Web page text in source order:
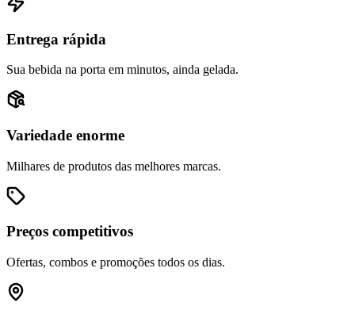
Entrega rápida
Sua bebida na porta em minutos, ainda gelada.
Variedade enorme
Milhares de produtos das melhores marcas.
Preços competitivos
Ofertas, combos e promoções todos os dias.